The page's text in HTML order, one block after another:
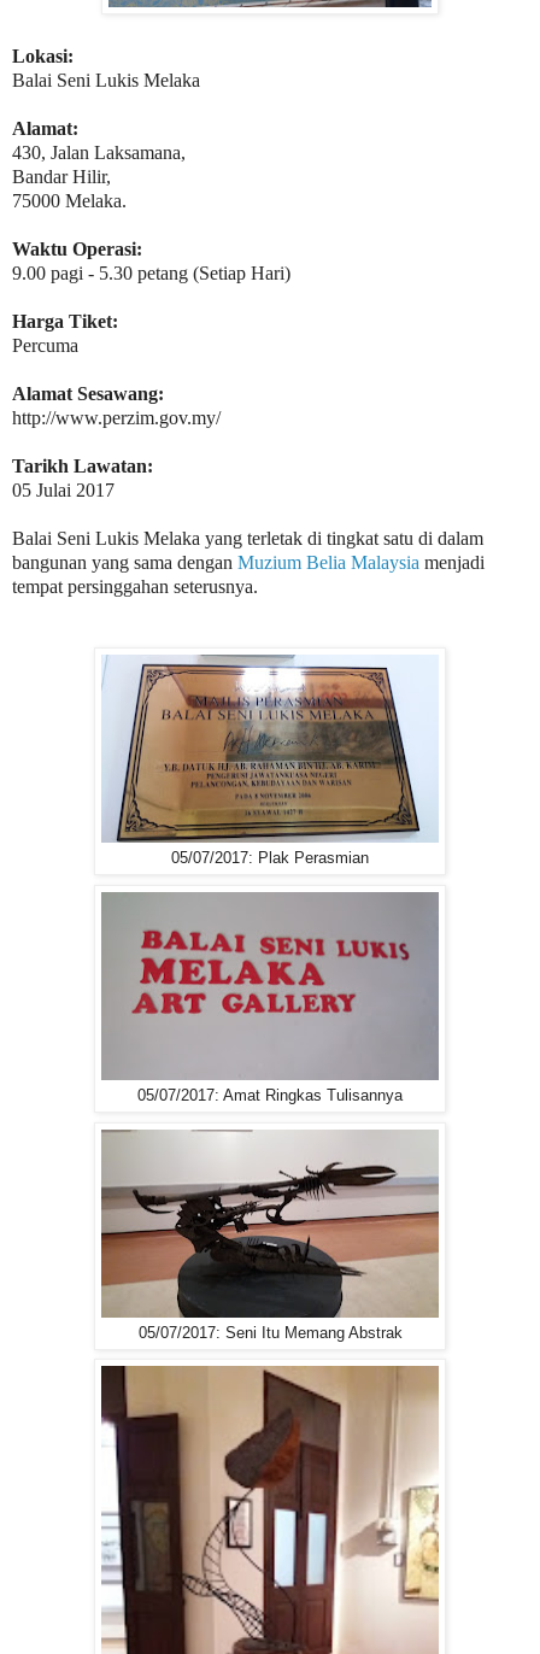
Lokasi:
Balai Seni Lukis Melaka
Alamat:
430, Jalan Laksamana,
Bandar Hilir,
75000 Melaka.
Waktu Operasi:
9.00 pagi - 5.30 petang (Setiap Hari)
Harga Tiket:
Percuma
Alamat Sesawang:
http://www.perzim.gov.my/
Tarikh Lawatan:
05 Julai 2017
Balai Seni Lukis Melaka yang terletak di tingkat satu di dalam
bangunan yang sama dengan Muzium Belia Malaysia menjadi
tempat persinggahan seterusnya.
05/07/2017: Plak Perasmian
05/07/2017: Amat Ringkas Tulisannya
05/07/2017: Seni Itu Memang Abstrak